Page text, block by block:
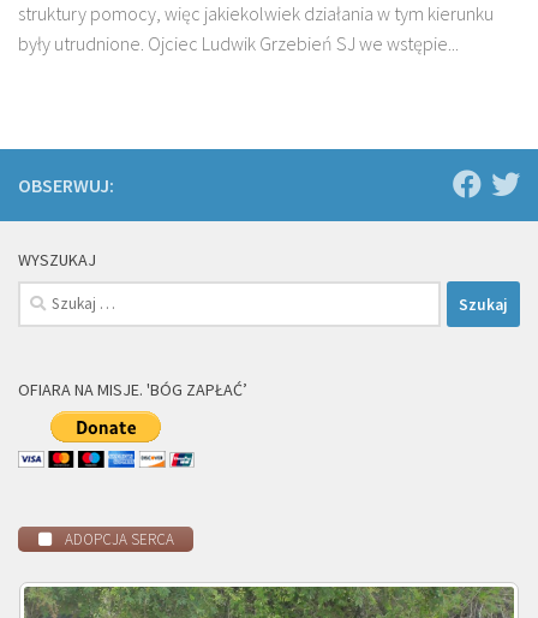
struktury pomocy, więc jakiekolwiek działania w tym kierunku
były utrudnione. Ojciec Ludwik Grzebień SJ we wstępie...
OBSERWUJ:
WYSZUKAJ
Szukaj:
OFIARA NA MISJE. 'BÓG ZAPŁAĆ’
ADOPCJA SERCA